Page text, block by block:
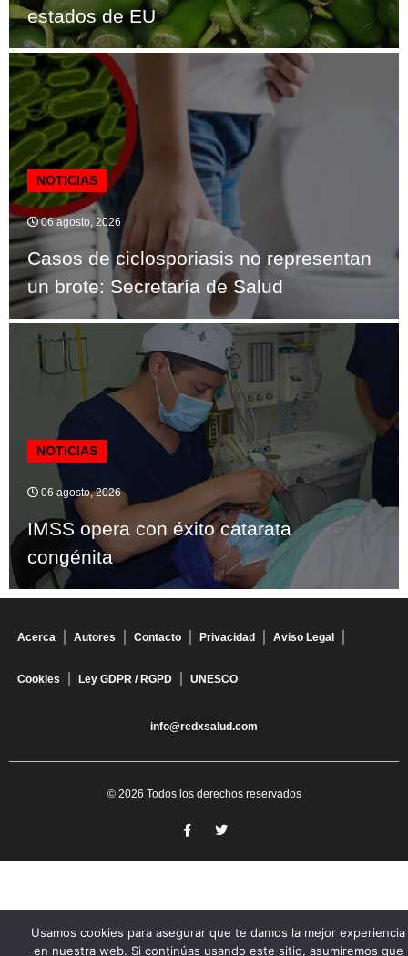
estados de EU
NOTICIAS
06 agosto, 2026
Casos de ciclosporiasis no representan
un brote: Secretaría de Salud
NOTICIAS
06 agosto, 2026
IMSS opera con éxito catarata
congénita
Acerca Autores Contacto Privacidad Aviso Legal
Cookies Ley GDPR / RGPD UNESCO
info@redxsalud.com
© 2026 Todos los derechos reservados
Usamos cookies para asegurar que te damos la mejor experiencia
en nuestra web. Si continúas usando este sitio, asumiremos que